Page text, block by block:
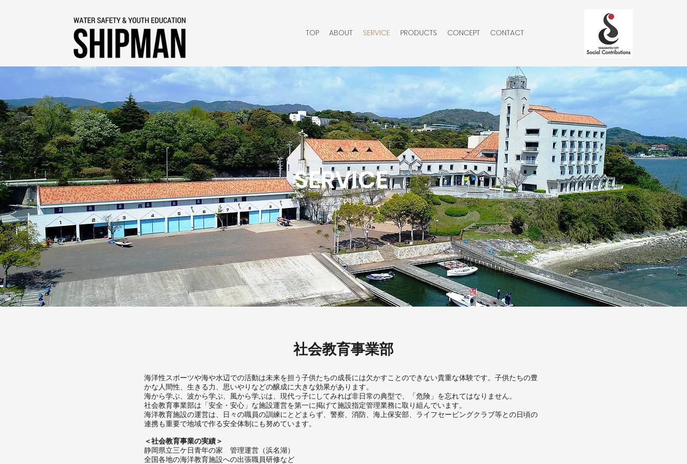
TOP ABOUT SERVICE PRODUCTS CONCEPT CONTACT
SERVICE
事業内容
社会教育事業部
海洋性スポーツや海や水辺での活動は未来を担う子供たちの成長には欠かすことのできない貴重な体験です。子供たちの豊
かな人間性、生きる力、思いやりなどの醸成に大きな効果があります。
海から学ぶ、波から学ぶ、風から学ぶは、現代っ子にしてみれば非日常の典型で、「危険」を忘れてはなりません。
社会教育事業部は「安全・安心」な施設運営を第一に掲げて施設指定管理業務に取り組んでいます。
海洋教育施設の運営は、日々の職員の訓練にとどまらず、警察、消防、海上保安部、ライフセービングクラブ等との日頃の
連携も重要で地域で作る安全体制にも努めています。
＜社会教育事業の実績＞
静岡県立三ケ日青年の家 管理運営（浜名湖）
全国各地の海洋教育施設への出張職員研修など